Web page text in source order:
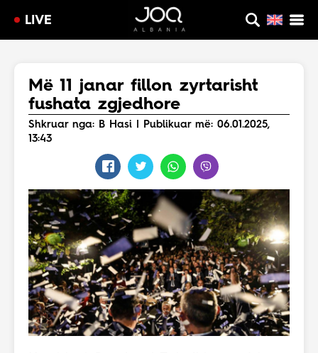
LIVE
Më 11 janar fillon zyrtarisht
fushata zgjedhore
Shkruar nga: B Hasi | Publikuar më: 06.01.2025,
13:43